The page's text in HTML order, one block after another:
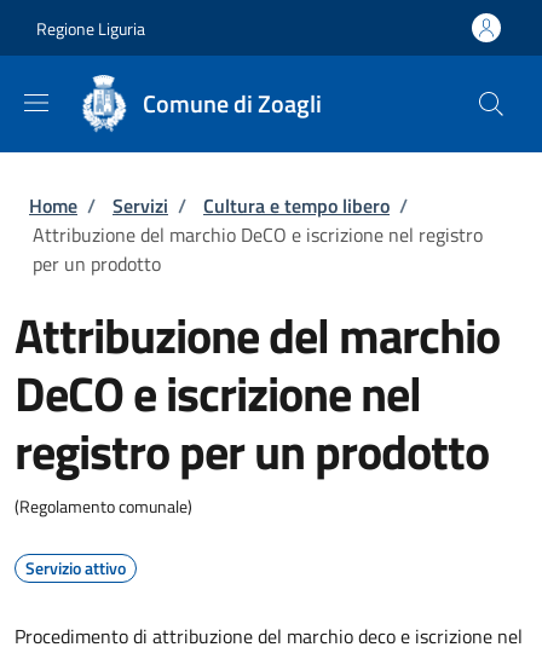
Regione Liguria
Comune di Zoagli
Briciole di pane
Home / Servizi / Cultura e tempo libero /
Attribuzione del marchio DeCO e iscrizione nel registro
per un prodotto
Attribuzione del marchio
DeCO e iscrizione nel
registro per un prodotto
(Regolamento comunale)
Servizio attivo
Procedimento di attribuzione del marchio deco e iscrizione nel